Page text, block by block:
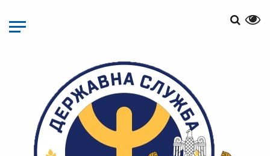
основного
матеріалу